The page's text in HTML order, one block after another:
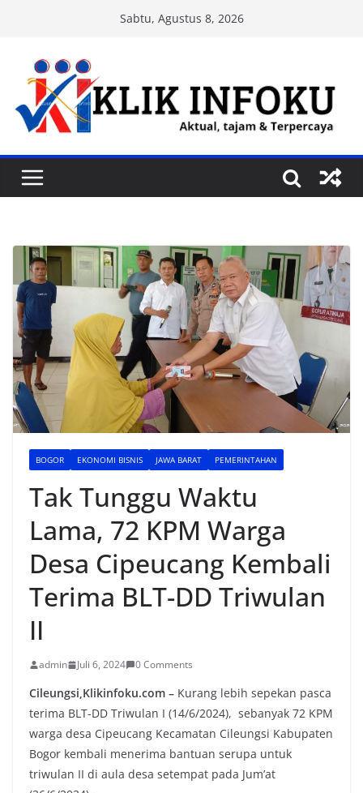
content
Sabtu, Agustus 8, 2026
BOGOR EKONOMI BISNIS JAWA BARAT PEMERINTAHAN
Tak Tunggu Waktu
Lama, 72 KPM Warga
Desa Cipeucang Kembali
Terima BLT-DD Triwulan
II
admin Juli 6, 2024 0 Comments
Cileungsi,Klikinfoku.com – Kurang lebih sepekan pasca
terima BLT-DD Triwulan I (14/6/2024), sebanyak 72 KPM
warga desa Cipeucang Kecamatan Cileungsi Kabupaten
Bogor kembali menerima bantuan serupa untuk
triwulan II di aula desa setempat pada Jum’at